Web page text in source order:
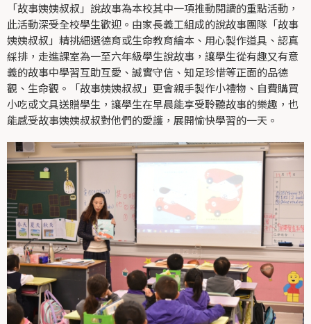
「故事姨姨叔叔」說故事為本校其中一項推動閱讀的重點活動，
此活動深受全校學生歡迎。由家長義工組成的說故事團隊「故事
姨姨叔叔」精挑細選德育或生命教育繪本、用心製作道具、認真
綵排，走進課室為一至六年級學生說故事，讓學生從有趣又有意
義的故事中學習互助互愛、誠實守信、知足珍惜等正面的品德
觀、生命觀。「故事姨姨叔叔」更會親手製作小禮物、自費購買
小吃或文具送贈學生，讓學生在早晨能享受聆聽故事的樂趣，也
能感受故事姨姨叔叔對他們的愛護，展開愉快學習的一天。